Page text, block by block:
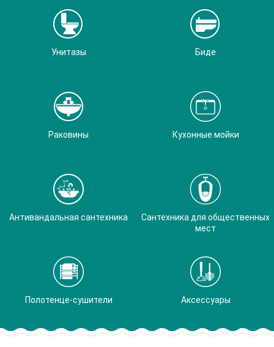
Унитазы Биде
Раковины Кухонные мойки
Антивандальная сантехника
Сантехника для общественных
мест
Полотенце-сушители Аксессуары